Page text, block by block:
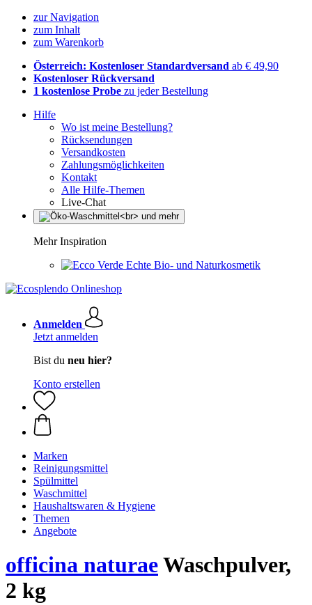
zur Navigation
zum Inhalt
zum Warenkorb
Österreich: Kostenloser Standardversand ab € 49,90
Kostenloser Rückversand
1 kostenlose Probe zu jeder Bestellung
Hilfe
Wo ist meine Bestellung?
Rücksendungen
Versandkosten
Zahlungsmöglichkeiten
Kontakt
Alle Hilfe-Themen
Live-Chat
Mehr Inspiration
Echte Bio- und Naturkosmetik
Anmelden
Jetzt anmelden
Bist du neu hier?
Konto erstellen
Marken
Reinigungsmittel
Spülmittel
Waschmittel
Haushaltswaren & Hygiene
Themen
Angebote
officina naturaeWaschpulver,
2 kg